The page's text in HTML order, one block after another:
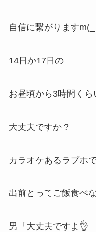
自信に繋がります
14日か17日の
お昼頃から3時間くら
大丈夫ですか？
カラオケあるラブホ
出前とってご飯食べ
男「大丈夫ですよ👌